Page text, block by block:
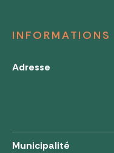
INFORMATIONS
Adresse
Municipalité